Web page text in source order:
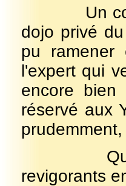
Un cours
dojo privé
pu ramener
l'expert qui
encore
réservé aux
Quelles
revigorants